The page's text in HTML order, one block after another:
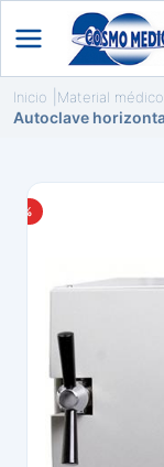
Inicio Material médico
-5%